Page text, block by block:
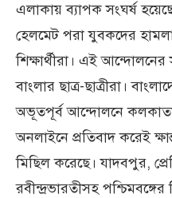
এলাকায় ব্যাপক সংঘর্ষ
হেলমেট পরা যুবকদের
শিক্ষার্থীরা। এই
বাংলার ছাত্র-ছাত্রীরা।
অভূতপূর্ব আন্দোলনে
অনলাইনে প্রতিবাদ করেই
মিছিল করেছে। যাদবপুর,
রবীন্দ্রভারতীসহ পশ্চিমবঙ্গের